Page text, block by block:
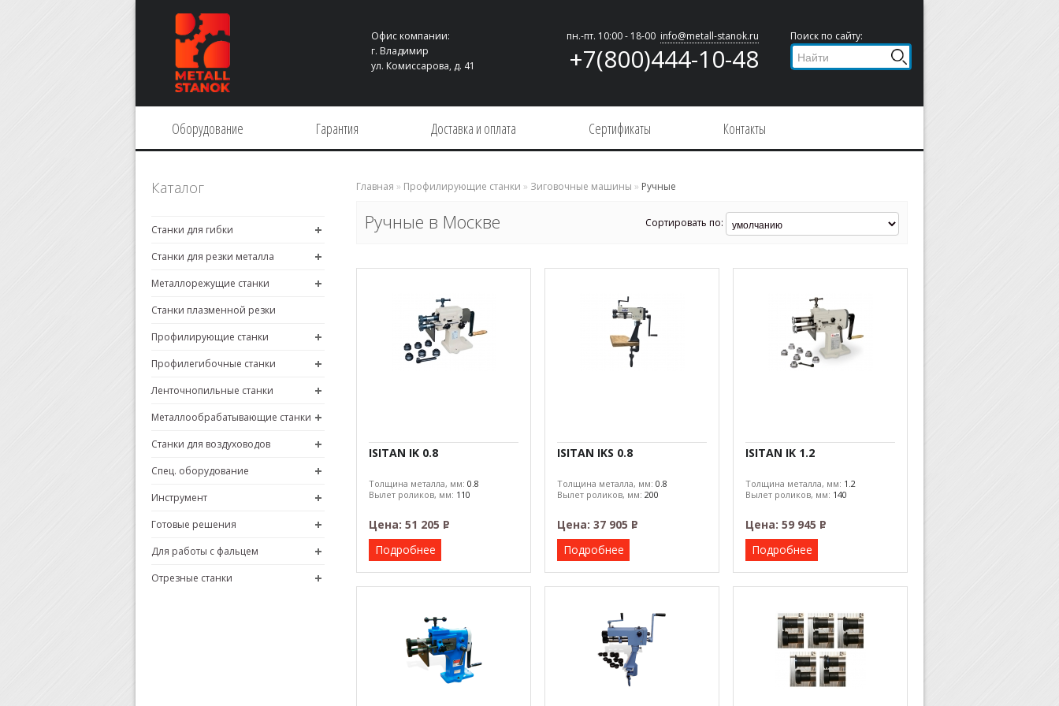
Офис компании:
г. Владимир
ул. Комиссарова, д. 41
пн.-пт. 10:00 - 18-00 info@metall-stanok.ru
+7(800)444-10-48
Поиск по сайту:
Оборудование Гарантия Доставка и оплата Сертификаты Контакты
Каталог
Станки для гибки
Станки для резки металла
Металлорежущие станки
Станки плазменной резки
Профилирующие станки
Профилегибочные станки
Ленточнопильные станки
Металлообрабатывающие станки
Станки для воздуховодов
Спец. оборудование
Инструмент
Готовые решения
Для работы с фальцем
Отрезные станки
Главная » Профилирующие станки » Зиговочные машины » Ручные
Ручные в Москве Сортировать по:
ISITAN IK 0.8
Толщина металла, мм: 0.8
Вылет роликов, мм: 110
Цена: 51 205 Р
–
Подробнее
ISITAN IKS 0.8
Толщина металла, мм: 0.8
Вылет роликов, мм: 200
Цена: 37 905 Р
–
Подробнее
ISITAN IK 1.2
Толщина металла, мм: 1.2
Вылет роликов, мм: 140
Цена: 59 945 Р
–
Подробнее